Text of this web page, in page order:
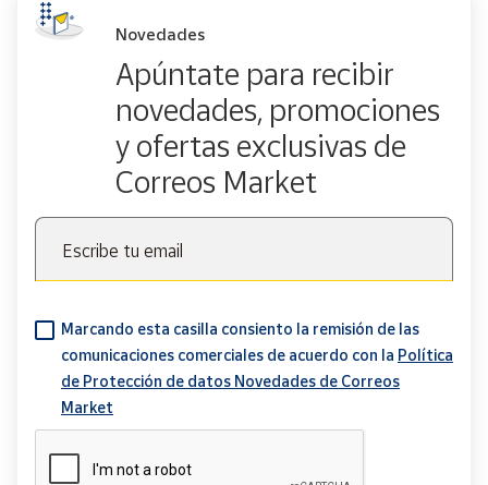
Novedades
Apúntate para recibir
novedades, promociones
y ofertas exclusivas de
Correos Market
Escribe tu email
Marcando esta casilla consiento la remisión de las
comunicaciones comerciales de acuerdo con la Política
de Protección de datos Novedades de Correos
Market